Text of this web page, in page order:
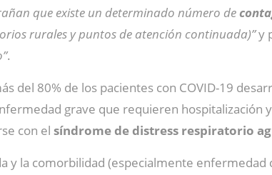
que existe un determinado número de
rurales y puntos de atención continuada)”y
.
del 80% de los pacientes con COVID-19
grave que requieren hospitalización
con el síndrome de distress respiratorio
y la comorbilidad (especialmente